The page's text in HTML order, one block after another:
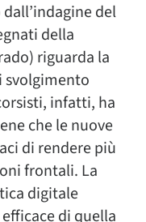
del
della
riguarda la
svolgimento
infatti, ha
che le nuove
di rendere più
frontali. La
digitale
di quella